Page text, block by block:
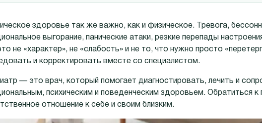
здоровье так же важно, как и физическое. Тревога,
выгорание, панические атаки, резкие перепады
не «характер», не «слабость» и не то, что нужно просто
и корректировать вместе со специалистом.
— это врач, который помогает диагностировать, лечить и
психическим и поведенческим здоровьем. Обратиться к
отношение к себе и своим близким.